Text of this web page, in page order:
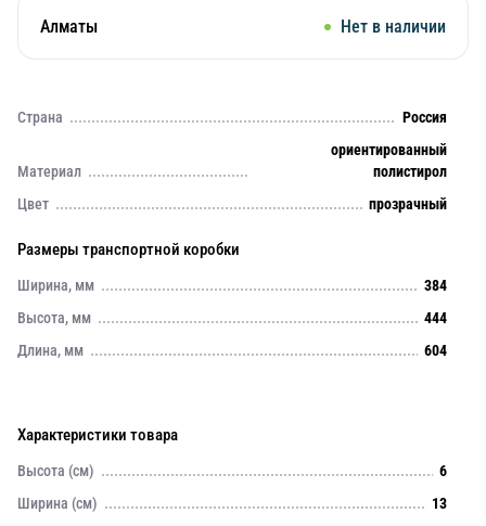
Алматы Нет в наличии
Страна Россия
Материал
ориентированный
полистирол
Цвет
прозрачный
Размеры транспортной коробки
Ширина, мм
384
Высота, мм
444
Длина, мм
604
Характеристики товара
Высота (см)
6
Ширина (см)
13